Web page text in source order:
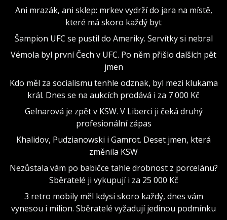
Ani mrazák, ani sklep: mrkev vydrží do jara na místě,
které má skoro každý byt
Šampion UFC se pustil do Ameriky. Servítky si nebral
Vémola byl první Čech v UFC. Po něm přišlo dalších pět
jmen
Kdo měl za socialismu tenhle odznak, byl mezi klukama
král. Dnes se na aukcích prodává i za 7 000 Kč
Gelnarová je zpět v KSW. V Liberci ji čeká druhý
profesionální zápas
Khalidov, Pudzianowski i Gamrot. Deset jmen, která
změnila KSW
Nezůstala vám po babičce tahle drobnost z porcelánu?
Sběratelé ji vykupují i za 25 000 Kč
3 retro mobily měl kdysi skoro každý, dnes vám
vynesou i milion. Sběratelé vyžadují jedinou podmínku